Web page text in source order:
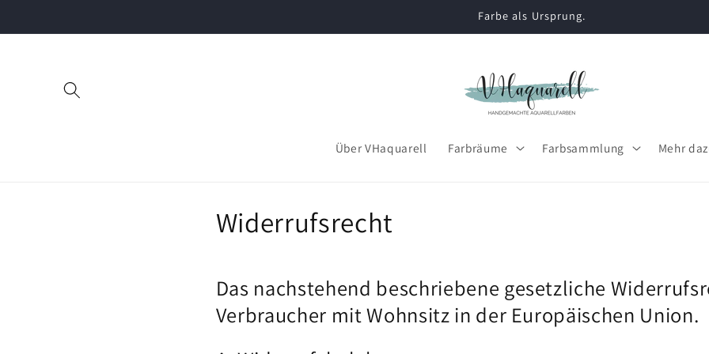
Inhalt
Farbe als Ursprung.
Über VHaquarell Farbräume Farbsammlung Mehr
Widerrufsrecht
Das nachstehend beschriebene gesetzliche
Verbraucher mit Wohnsitz in der Europäischen Union.